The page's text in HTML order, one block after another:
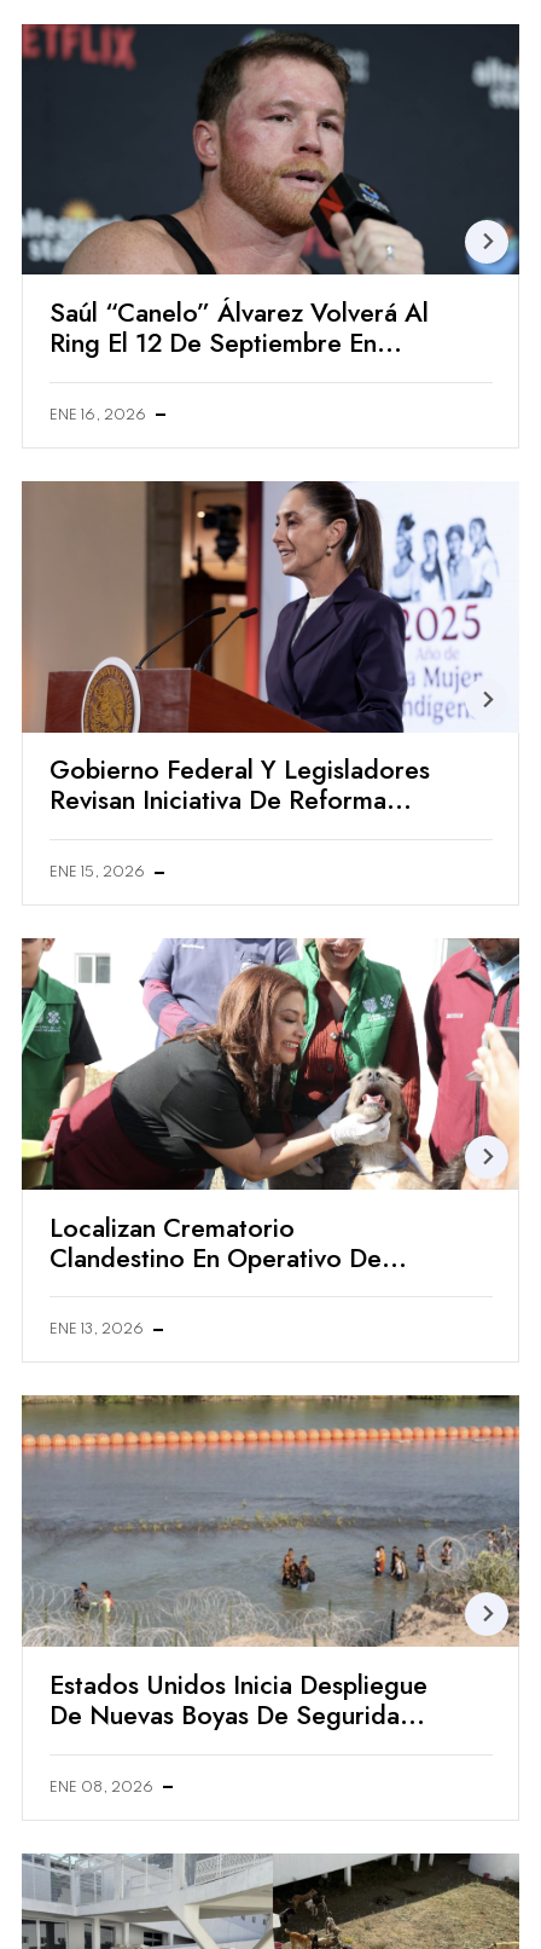
Saúl “Canelo” Álvarez Volverá Al
Ring El 12 De Septiembre En
Arabia Saudí
ENE 16, 2026
Gobierno Federal Y Legisladores
Revisan Iniciativa De Reforma
Electoral En Palacio Nacional
ENE 15, 2026
Localizan Crematorio
Clandestino En Operativo De
Rescate Animal En Cuajimalpa
ENE 13, 2026
Estados Unidos Inicia Despliegue
De Nuevas Boyas De Seguridad
En El Río Bravo
ENE 08, 2026